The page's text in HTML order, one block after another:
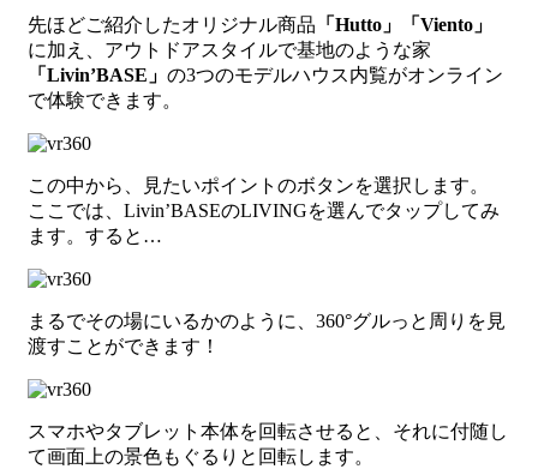
先ほどご紹介したオリジナル商品 「Hutto」「Viento」
に加え、アウトドアスタイルで基地のような家
「Livin’BASE」 の3つのモデルハウス内覧がオンライン
で体験できます。
この中から、見たいポイントのボタンを選択します。
ここでは、Livin’BASEのLIVINGを選んでタップしてみ
ます。すると…
まるでその場にいるかのように、360°グルっと周りを見
渡すことができます！
スマホやタブレット本体を回転させると、それに付随し
て画面上の景色もぐるりと回転します。